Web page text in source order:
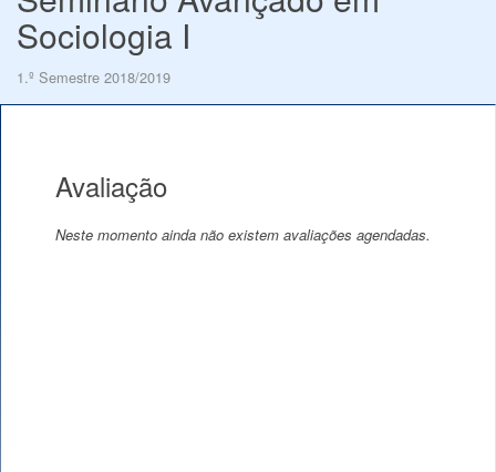
Sociologia I
1.º Semestre 2018/2019
Avaliação
Neste momento ainda não existem avaliações agendadas.